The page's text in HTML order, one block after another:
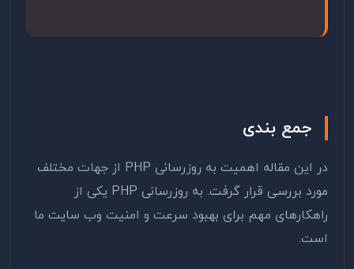
جمع بندی
در این مقاله اهمیت به روزرسانی PHP از جهات مختلف
مورد بررسی قرار گرفت. به روزرسانی PHP یکی از
راهکارهای مهم برای بهبود سرعت و امنیت وب سایت ما
است.